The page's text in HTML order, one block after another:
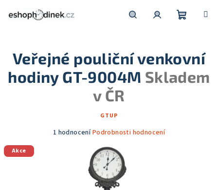
košík
Veřejné pouliční venkovní
hodiny GT-9004M Skladem
v ČR
GTUP
Průměrné
1 hodnoceníPodrobnosti hodnocení
Akce